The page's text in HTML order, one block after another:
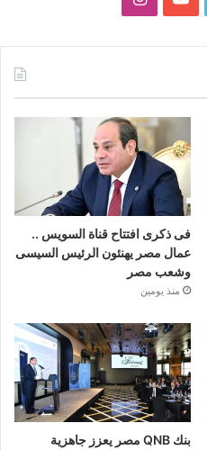
فى ذكرى افتتاح قناة السويس ..
عمال مصر يهنئون الرئيس السيسى
وشعب مصر
منذ يومين
بنك QNB مصر يعزز جاهزية